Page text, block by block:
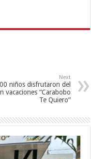
Next
niños disfrutaron del
vacaciones “Carabobo
Te Quiero”